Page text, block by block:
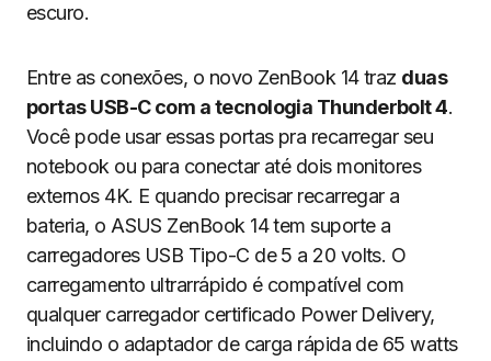
escuro.
Entre as conexões, o novo ZenBook 14 traz duas
portas USB-C com a tecnologia Thunderbolt 4.
Você pode usar essas portas pra recarregar seu
notebook ou para conectar até dois monitores
externos 4K. E quando precisar recarregar a
bateria, o ASUS ZenBook 14 tem suporte a
carregadores USB Tipo-C de 5 a 20 volts. O
carregamento ultrarrápido é compatível com
qualquer carregador certificado Power Delivery,
incluindo o adaptador de carga rápida de 65 watts